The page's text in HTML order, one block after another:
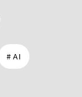
# AI